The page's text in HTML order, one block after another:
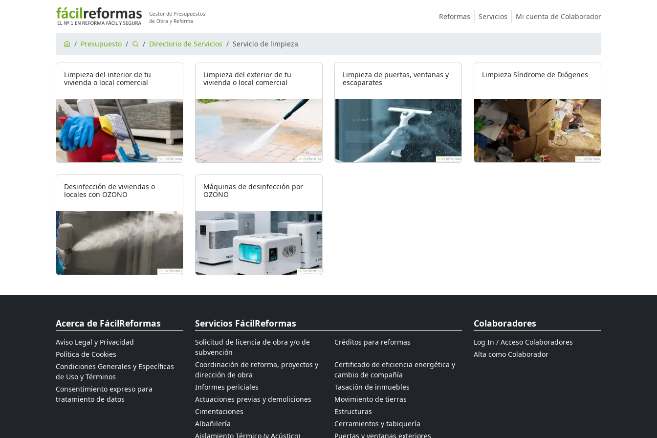
Gestor de Presupuestos
de Obra y Reforma
Reformas Servicios Mi cuenta de Colaborador
Presupuesto Directorio de Servicios Servicio de limpieza
Limpieza del interior de tu
vivienda o local comercial
Limpieza del exterior de tu
vivienda o local comercial
Limpieza de puertas, ventanas y
escaparates
Limpieza Síndrome de Diógenes
Desinfección de viviendas o
locales con OZONO
Máquinas de desinfección por
OZONO
Acerca de FácilReformas
Aviso Legal y Privacidad
Política de Cookies
Condiciones Generales y Específicas
de Uso y Términos
Consentimiento expreso para
tratamiento de datos
Servicios FácilReformas
Solicitud de licencia de obra y/o de
subvención
Créditos para reformas
Coordinación de reforma, proyectos y
dirección de obra
Certificado de eficiencia energética y
cambio de compañía
Informes periciales
Tasación de inmuebles
Actuaciones previas y demoliciones
Movimiento de tierras
Cimentaciones
Estructuras
Albañilería
Cerramientos y tabiquería
Aislamiento Térmico (y Acústico)
Puertas y ventanas exteriores
Colaboradores
Log In / Acceso Colaboradores
Alta como Colaborador